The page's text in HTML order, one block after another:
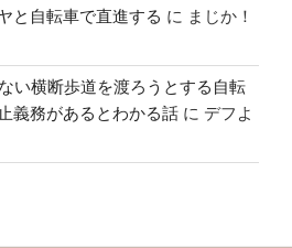
と自転車で直進する に まじか！
い横断歩道を渡ろうとする自転
義務があるとわかる話 に デフよ